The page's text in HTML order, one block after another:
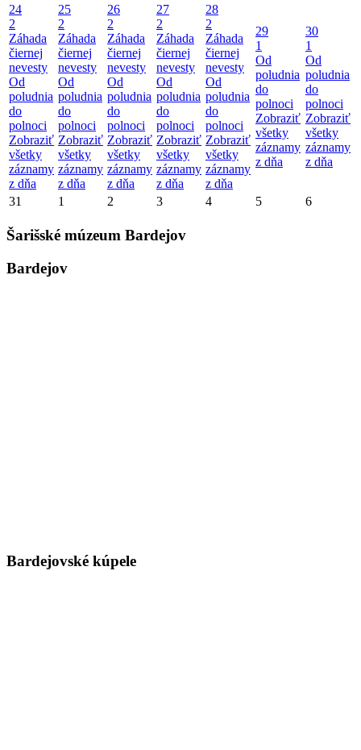
24
2
Záhada
čiernej
nevesty
Od
poludnia
do
polnoci
Zobraziť
všetky
záznamy
z dňa
25
2
Záhada
čiernej
nevesty
Od
poludnia
do
polnoci
Zobraziť
všetky
záznamy
z dňa
26
2
Záhada
čiernej
nevesty
Od
poludnia
do
polnoci
Zobraziť
všetky
záznamy
z dňa
27
2
Záhada
čiernej
nevesty
Od
poludnia
do
polnoci
Zobraziť
všetky
záznamy
z dňa
28
2
Záhada
čiernej
nevesty
Od
poludnia
do
polnoci
Zobraziť
všetky
záznamy
z dňa
29
1
Od
poludnia
do
polnoci
Zobraziť
všetky
záznamy
z dňa
30
1
Od
poludnia
do
polnoci
Zobraziť
všetky
záznamy
z dňa
31 1 2 3 4 5 6
Šarišské múzeum Bardejov
Bardejov
Bardejovské kúpele